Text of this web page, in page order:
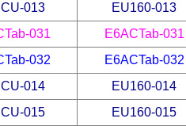
013
EU160-013
031
E6ACTab-031
032
E6ACTab-032
014
EU160-014
015
EU160-015